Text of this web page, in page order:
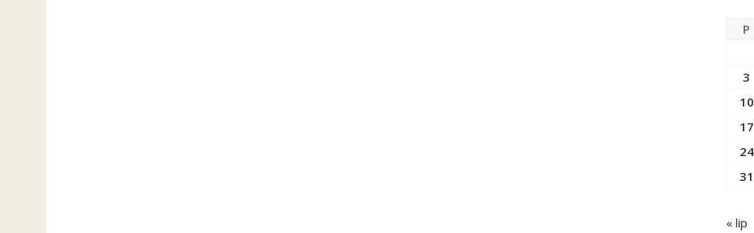
P
3
10
17
24
31
« lip